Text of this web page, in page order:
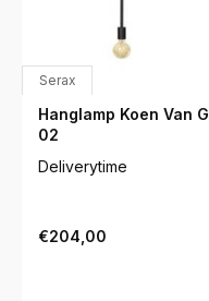
Serax
Hanglamp Koen Van
02
Deliverytime
€204,00